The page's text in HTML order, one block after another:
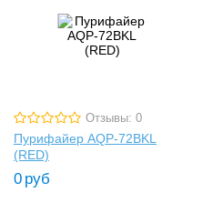
Отзывы: 0
Пурифайер AQP-72BKL
(RED)
0 руб